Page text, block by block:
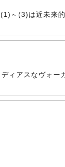
～(3)は近未来
アスなヴォー